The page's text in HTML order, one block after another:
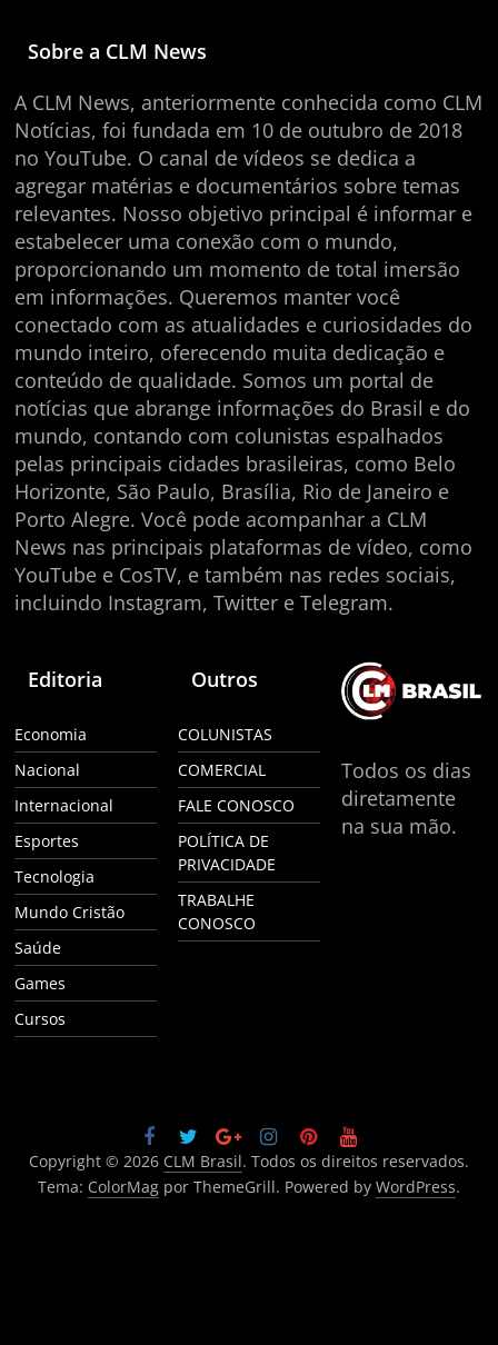
Sobre a CLM News
A CLM News, anteriormente conhecida como CLM
Notícias, foi fundada em 10 de outubro de 2018
no YouTube. O canal de vídeos se dedica a
agregar matérias e documentários sobre temas
relevantes. Nosso objetivo principal é informar e
estabelecer uma conexão com o mundo,
proporcionando um momento de total imersão
em informações. Queremos manter você
conectado com as atualidades e curiosidades do
mundo inteiro, oferecendo muita dedicação e
conteúdo de qualidade. Somos um portal de
notícias que abrange informações do Brasil e do
mundo, contando com colunistas espalhados
pelas principais cidades brasileiras, como Belo
Horizonte, São Paulo, Brasília, Rio de Janeiro e
Porto Alegre. Você pode acompanhar a CLM
News nas principais plataformas de vídeo, como
YouTube e CosTV, e também nas redes sociais,
incluindo Instagram, Twitter e Telegram.
Editoria
Economia
Nacional
Internacional
Esportes
Tecnologia
Mundo Cristão
Saúde
Games
Cursos
Outros
COLUNISTAS
COMERCIAL
FALE CONOSCO
POLÍTICA DE
PRIVACIDADE
TRABALHE
CONOSCO
Todos os dias
diretamente
na sua mão.
Copyright © 2026 CLM Brasil. Todos os direitos reservados.
Tema: ColorMagpor ThemeGrill. Powered by WordPress.